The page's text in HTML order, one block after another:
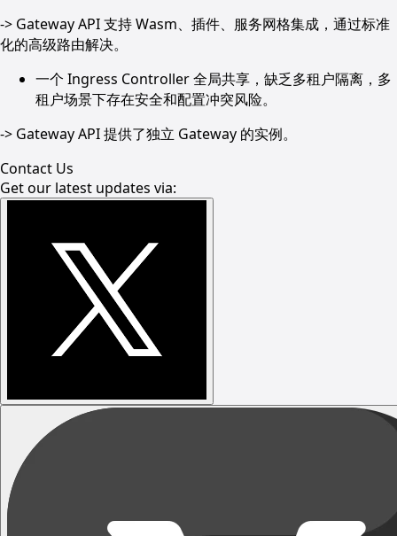
-> Gateway API 支持 Wasm、插件、服务网格集成，通过标准
化的高级路由解决。
一个 Ingress Controller 全局共享，缺乏多租户隔离，多
租户场景下存在安全和配置冲突风险。
-> Gateway API 提供了独立 Gateway 的实例。
Contact Us
Get our latest updates via: